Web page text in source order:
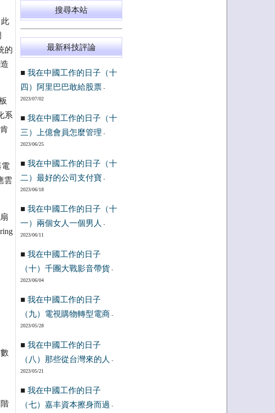
的
系
雲
搜尋本站
最新科技評論
■ 我在中國工作的日子（十
四）阿里巴巴敢給股票-
2023/07/02
■ 我在中國工作的日子（十
三）上億會員怎麼管理 -
2023/06/25
■ 我在中國工作的日子（十
二）最好的公司支付寶 -
2023/06/18
■ 我在中國工作的日子（十
一）兩個女人一個男人
-
2023/06/11
■ 我在中國工作的日子
（十）千團大戰影音帶貨 -
2023/06/04
■ 我在中國工作的日子
（九）電視購物轉型電商 -
2023/05/28
■ 我在中國工作的日子
（八）那些從台灣來的人
-
2023/05/21
■ 我在中國工作的日子
（七）嘉丰資本擦身而過 -